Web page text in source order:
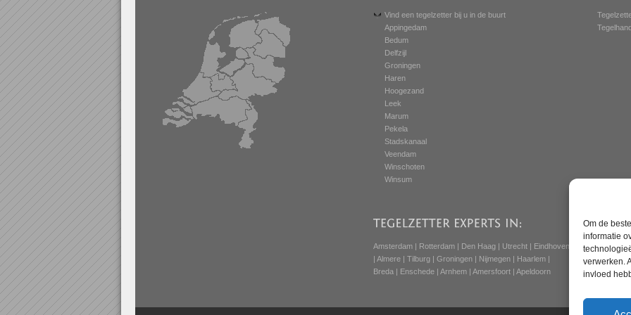
Om de
informatie
verwerken.
invloed
Vind een tegelzetter bij u in de buurt
Appingedam
Bedum
Delfzijl
Groningen
Haren
Hoogezand
Leek
Marum
Pekela
Stadskanaal
Veendam
Winschoten
Winsum
Amsterdam Rotterdam Den Haag Utrecht
Eindhoven
Almere Tilburg Groningen Nijmegen Haarlem
Breda
Enschede Arnhem Amersfoort Apeldoorn